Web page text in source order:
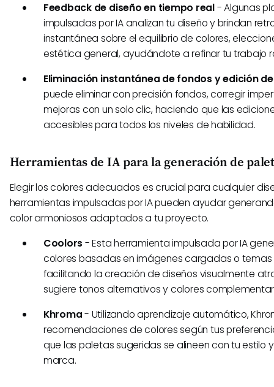
Feedback de diseño en tiempo real- Algunas
impulsadas por IA analizan tu diseño y brindan
instantánea sobre el equilibrio de colores,
estética general, ayudándote a refinar tu trabajo
Eliminación instantánea de fondos y edición
puede eliminar con precisión fondos, corregir
mejoras con un solo clic, haciendo que las
accesibles para todos los niveles de habilidad.
Herramientas de IA para la generación de
Elegir los colores adecuados es crucial para cualquier
herramientas impulsadas por IA pueden ayudar
color armoniosos adaptados a tu proyecto.
Coolors - Esta herramienta impulsada por IA
colores basadas en imágenes cargadas o temas
facilitando la creación de diseños visualmente
sugiere tonos alternativos y colores
Khroma- Utilizando aprendizaje automático,
recomendaciones de colores según tus
que las paletas sugeridas se alineen con tu estilo
marca.